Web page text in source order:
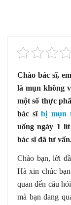
Chào bác sĩ,
là mụn không
một số thực
bác sĩbị mụn
uống ngày 1
bác sĩ đã tư
Chào bạn, lời
Hà xin chúc
quan đến câu
mà bạn đang